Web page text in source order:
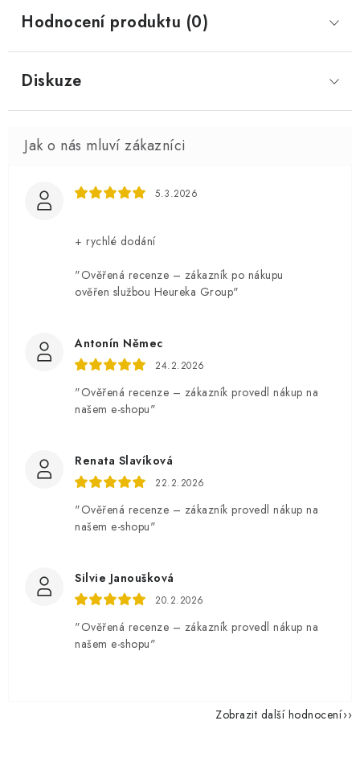
Hodnocení produktu (0)
Diskuze
5.3.2026
+ rychlé dodání
"Ověřená recenze – zákazník po nákupu
ověřen službou Heureka Group"
Antonín Němec
24.2.2026
"Ověřená recenze – zákazník provedl nákup na
našem e-shopu"
Renata Slavíková
22.2.2026
"Ověřená recenze – zákazník provedl nákup na
našem e-shopu"
Silvie Janoušková
20.2.2026
"Ověřená recenze – zákazník provedl nákup na
našem e-shopu"
Zobrazit další hodnocení